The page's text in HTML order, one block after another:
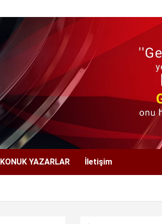
KONUK YAZARLAR İletişim